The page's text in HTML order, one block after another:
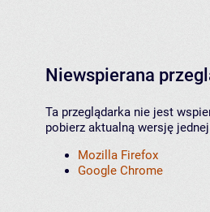
Niewspierana
Ta przeglądarka nie jest
pobierz aktualną wersję
Mozilla Firefox
Google Chrome